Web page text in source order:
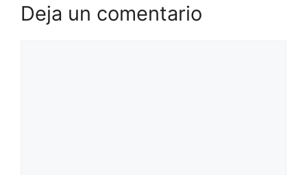
Deja un comentario